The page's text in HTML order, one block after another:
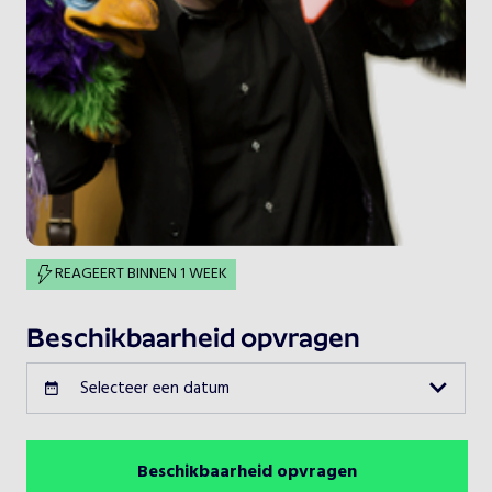
REAGEERT BINNEN 1 WEEK
Beschikbaarheid opvragen
Selecteer een datum
Vorige maand
Augustus 2026
Volgende maand
Beschikbaarheid opvragen